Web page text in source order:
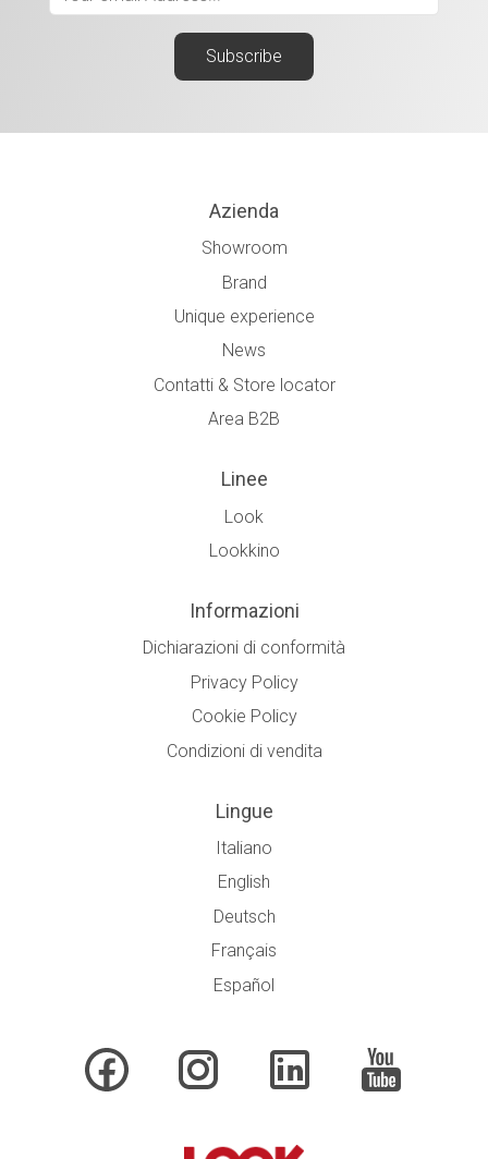
Azienda
Showroom
Brand
Unique experience
News
Contatti & Store locator
Area B2B
Linee
Look
Lookkino
Informazioni
Dichiarazioni di conformità
Privacy Policy
Cookie Policy
Condizioni di vendita
Lingue
Italiano
English
Deutsch
Français
Español